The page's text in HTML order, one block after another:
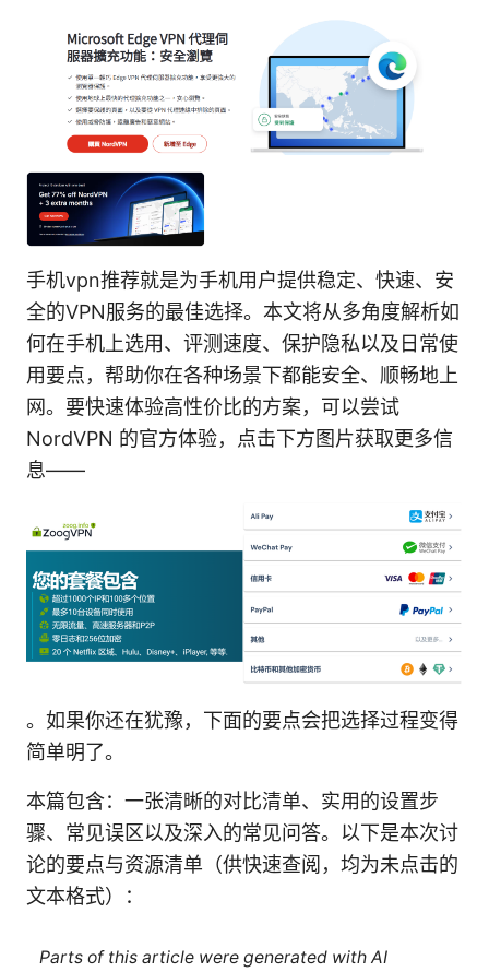
手机vpn推荐就是为手机用户提供稳定、快速、安
全的VPN服务的最佳选择。本文将从多角度解析如
何在手机上选用、评测速度、保护隐私以及日常使
用要点，帮助你在各种场景下都能安全、顺畅地上
网。要快速体验高性价比的方案，可以尝试
NordVPN 的官方体验，点击下方图片获取更多信
息——
。如果你还在犹豫，下面的要点会把选择过程变得
简单明了。
本篇包含：一张清晰的对比清单、实用的设置步
骤、常见误区以及深入的常见问答。以下是本次讨
论的要点与资源清单（供快速查阅，均为未点击的
文本格式）：
Parts of this article were generated with AI